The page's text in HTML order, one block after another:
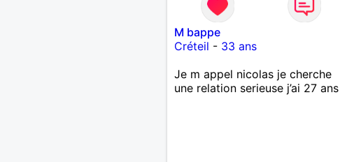
M bappe
Créteil - 33 ans
Je m appel nicolas je cherche
une relation serieuse j’ai 27 ans